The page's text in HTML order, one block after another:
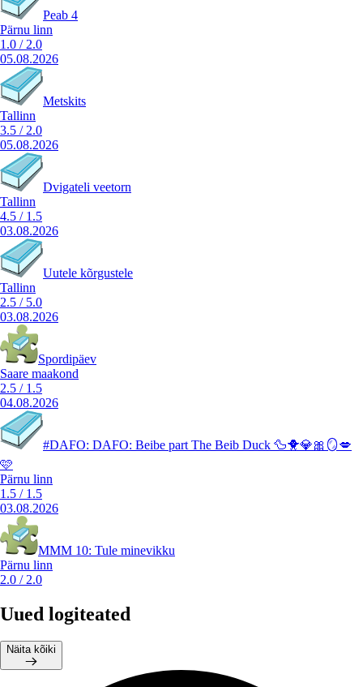
Peab 4
Pärnu linn
1.0 / 2.0
05.08.2026
Metskits
Tallinn
3.5 / 2.0
05.08.2026
Dvigateli veetorn
Tallinn
4.5 / 1.5
03.08.2026
Uutele kõrgustele
Tallinn
2.5 / 5.0
03.08.2026
Spordipäev
Saare maakond
2.5 / 1.5
04.08.2026
#DAFO: DAFO: Beibe part The Beib Duck 🦆🐥💎🎀🪞💋
🩷
Pärnu linn
1.5 / 1.5
03.08.2026
MMM 10: Tule minevikku
Pärnu linn
2.0 / 2.0
Uued logiteated
Näita kõiki